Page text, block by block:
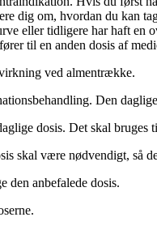
dig om, hvordan du kan
eller tidligere har haft
til en anden dosis af
ved almentrække.
Den
dosis. Det skal bruges
skal være nødvendigt, så
den anbefalede dosis.